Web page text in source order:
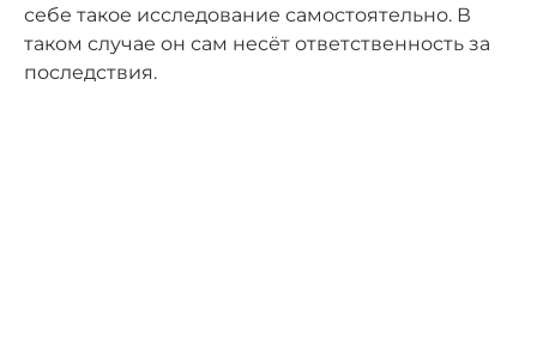
себе такое исследование самостоятельно. В
таком случае он сам несёт ответственность за
последствия.